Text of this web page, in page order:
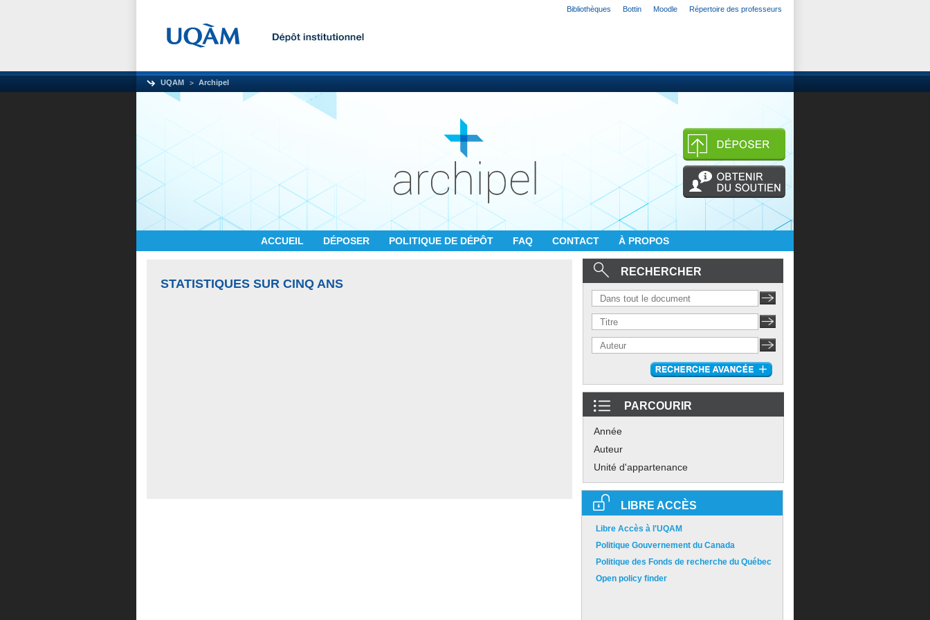
Bibliothèques Bottin Moodle Répertoire des professeurs
UQAM Archipel
ACCUEIL DÉPOSER POLITIQUE DE DÉPÔT FAQ CONTACT À PROPOS
STATISTIQUES SUR CINQ ANS
RECHERCHER
PARCOURIR
Année
Auteur
Unité d'appartenance
LIBRE ACCÈS
Libre Accès à l'UQAM
Politique Gouvernement du Canada
Politique des Fonds de recherche du Québec
Open policy finder